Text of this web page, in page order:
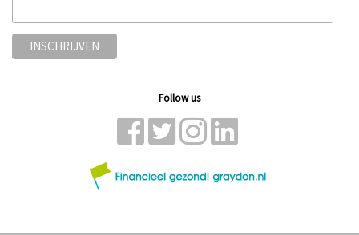
Follow us